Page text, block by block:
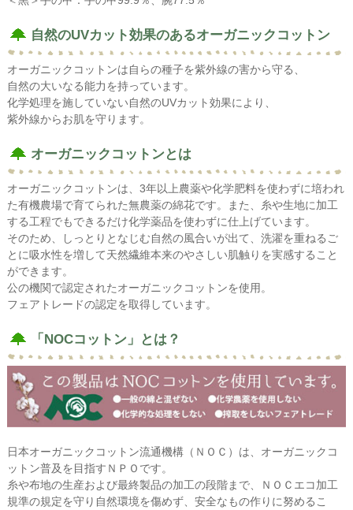
自然のUVカット効果のあるオーガニックコットン
オーガニックコットンは自らの種子を紫外線の害から守る、
自然の大いなる能力を持っています。
化学処理を施していない自然のUVカット効果により、
紫外線からお肌を守ります。
オーガニックコットンとは
オーガニックコットンは、3年以上農薬や化学肥料を使わずに培われ
た有機農場で育てられた無農薬の綿花です。また、糸や生地に加工
する工程でもできるだけ化学薬品を使わずに仕上げています。
そのため、しっとりとなじむ自然の風合いが出て、洗濯を重ねるご
とに吸水性を増して天然繊維本来のやさしい肌触りを実感すること
ができます。
公の機関で認定されたオーガニックコットンを使用。
フェアトレードの認定を取得しています。
「NOCコットン」とは？
日本オーガニックコットン流通機構（ＮＯＣ）は、オーガニックコ
ットン普及を目指すＮＰＯです。
糸や布地の生産および最終製品の加工の段階まで、ＮＯＣエコ加工
規準の規定を守り自然環境を傷めず、安全なもの作りに努めるこ